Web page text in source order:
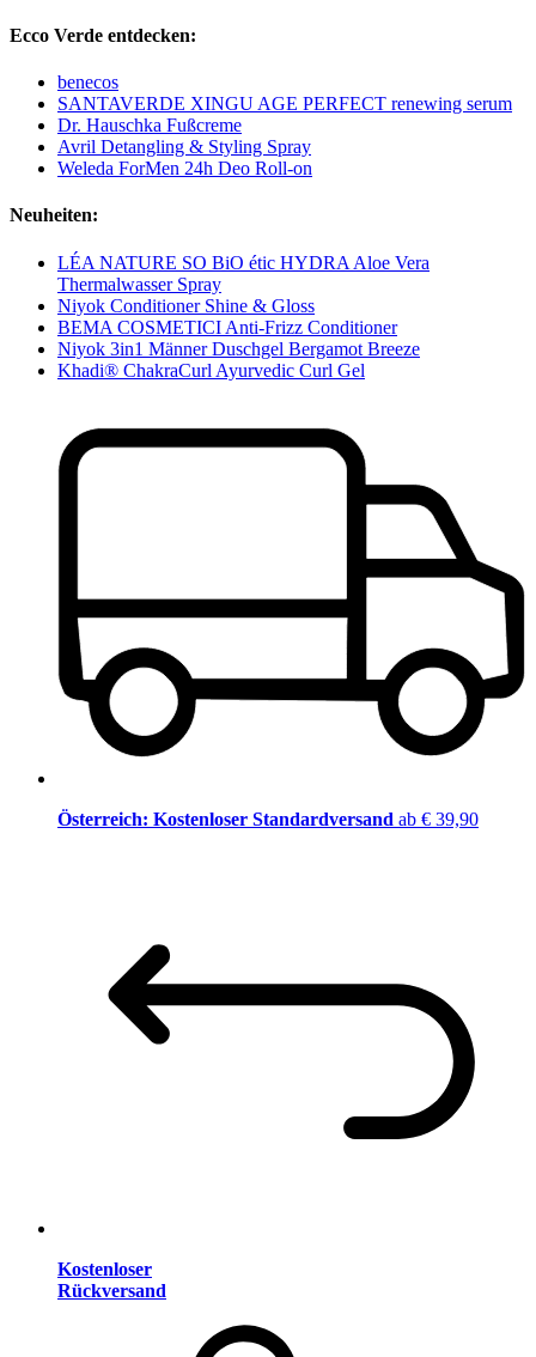
Ecco Verde entdecken:
benecos
SANTAVERDE XINGU AGE PERFECT renewing serum
Dr. Hauschka Fußcreme
Avril Detangling & Styling Spray
Weleda ForMen 24h Deo Roll-on
Neuheiten:
LÉA NATURE SO BiO étic HYDRA Aloe Vera
Thermalwasser Spray
Niyok Conditioner Shine & Gloss
BEMA COSMETICI Anti-Frizz Conditioner
Niyok 3in1 Männer Duschgel Bergamot Breeze
Khadi® ChakraCurl Ayurvedic Curl Gel
Österreich: Kostenloser Standardversand ab € 39,90
Kostenloser
Rückversand